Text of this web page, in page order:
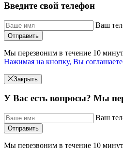
Введите свой телефон
Ваш
Отправить
Мы перезвоним в течение 10 минут
Нажимая на кнопку, Вы
Закрыть
У Вас есть вопросы? Мы
Ваш
Отправить
Мы перезвоним в течение 10 минут